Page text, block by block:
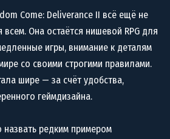
Come: Deliverance II всё ещё не
всем. Она остаётся нишевой RPG для
игры, внимание к деталям
со своими строгими правилами.
шире — за счёт удобства,
геймдизайна.
редким примером